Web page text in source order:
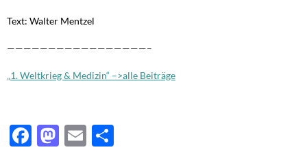
Text: Walter Mentzel
—————————————————–
„1. Weltkrieg & Medizin“ –>alle Beiträge
F
M E